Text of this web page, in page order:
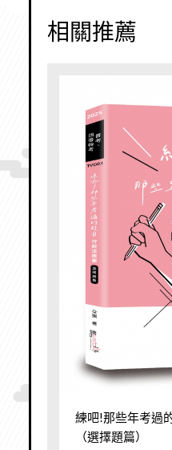
相關推薦
練吧!那些年考過
（選擇題篇）